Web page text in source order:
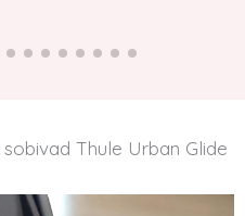
Thule Urban Glide